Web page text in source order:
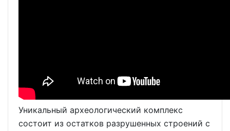
Уникальный археологический комплекс
состоит из остатков разрушенных строений с